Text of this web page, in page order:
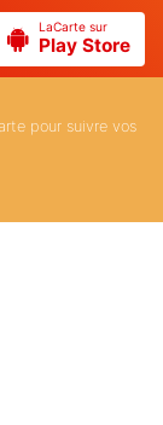
LaCarte sur
Play Store
pour suivre vos